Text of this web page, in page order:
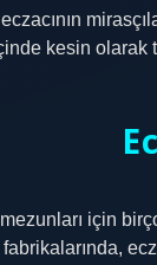
kesin
için